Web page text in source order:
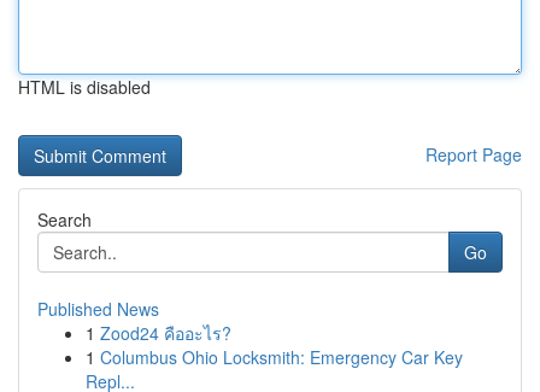
HTML is disabled
Report Page
Search
Go
Published News
1 Zood24 คืออะไร?
1 Columbus Ohio Locksmith: Emergency Car Key
Repl...